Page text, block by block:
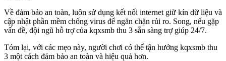
Về đảm bảo an toàn, luôn sử dụng kết nối internet giữ kín dữ liệu và
cập nhật phần mềm chống virus để ngăn chặn rủi ro. Song, nếu gặp
vấn đề, đội ngũ hỗ trợ của kqxsmb thu 3 sẵn sàng trợ giúp 24/7.
Tóm lại, với các mẹo này, người chơi có thể tận hưởng kqxsmb thu
3 một cách đảm bảo an toàn và hiệu quả hơn.